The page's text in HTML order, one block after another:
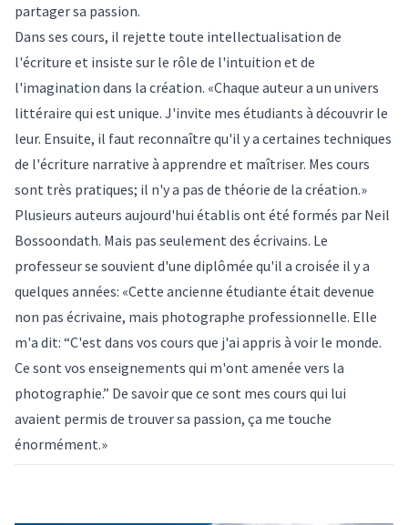
partager sa passion.
Dans ses cours, il rejette toute intellectualisation de
l'écriture et insiste sur le rôle de l'intuition et de
l'imagination dans la création. «Chaque auteur a un univers
littéraire qui est unique. J'invite mes étudiants à découvrir le
leur. Ensuite, il faut reconnaître qu'il y a certaines techniques
de l'écriture narrative à apprendre et maîtriser. Mes cours
sont très pratiques; il n'y a pas de théorie de la création.»
Plusieurs auteurs aujourd'hui établis ont été formés par Neil
Bossoondath. Mais pas seulement des écrivains. Le
professeur se souvient d'une diplômée qu'il a croisée il y a
quelques années: «Cette ancienne étudiante était devenue
non pas écrivaine, mais photographe professionnelle. Elle
m'a dit: “C'est dans vos cours que j'ai appris à voir le monde.
Ce sont vos enseignements qui m'ont amenée vers la
photographie.” De savoir que ce sont mes cours qui lui
avaient permis de trouver sa passion, ça me touche
énormément.»